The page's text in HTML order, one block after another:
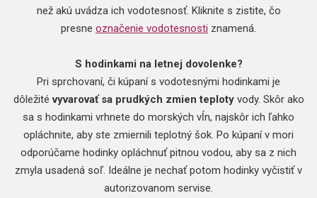
než akú uvádza ich vodotesnosť. Kliknite s zistite, čo
presne označenie vodotesnosti znamená.
S hodinkami na letnej dovolenke?
Pri sprchovaní, či kúpaní s vodotesnými hodinkami je
dôležitévyvarovať sa prudkých zmien teploty vody. Skôr ako
sa s hodinkami vrhnete do morských vĺn, najskôr ich ľahko
opláchnite, aby ste zmiernili teplotný šok. Po kúpaní v mori
odporúčame hodinky opláchnuť pitnou vodou, aby sa z nich
zmyla usadená soľ. Ideálne je nechať potom hodinky vyčistiť v
autorizovanom servise.